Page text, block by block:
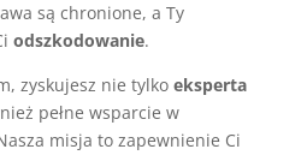
są chronione, a Ty
odszkodowanie.
zyskujesz nie tylko eksperta
pełne wsparcie w
misja to zapewnienie Ci